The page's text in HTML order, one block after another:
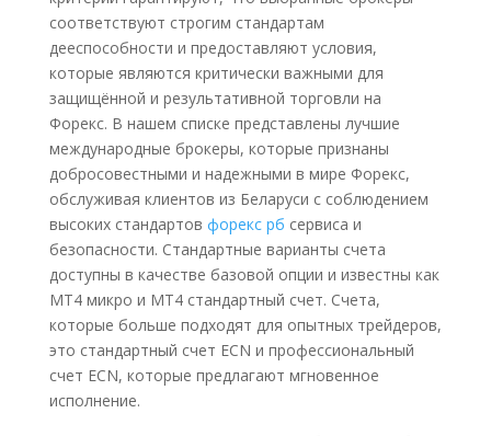
соответствуют строгим стандартам
дееспособности и предоставляют условия,
которые являются критически важными для
защищённой и результативной торговли на
Форекс. В нашем списке представлены лучшие
международные брокеры, которые признаны
добросовестными и надежными в мире Форекс,
обслуживая клиентов из Беларуси с соблюдением
высоких стандартов форекс рб сервиса и
безопасности. Стандартные варианты счета
доступны в качестве базовой опции и известны как
MT4 микро и MT4 стандартный счет. Счета,
которые больше подходят для опытных трейдеров,
это стандартный счет ECN и профессиональный
счет ECN, которые предлагают мгновенное
исполнение.